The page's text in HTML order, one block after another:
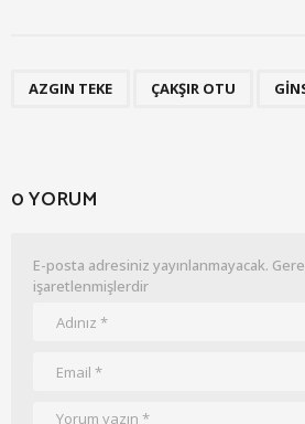
AZGIN TEKE ÇAKŞIR OTU
0 YORUM
E-posta adresiniz yayınlanmayacak.
işaretlenmişlerdir